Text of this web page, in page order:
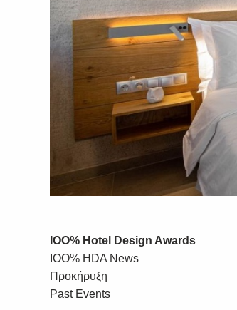
IOO% Hotel Design Awards
IOO% HDA News
Προκήρυξη
Past Events